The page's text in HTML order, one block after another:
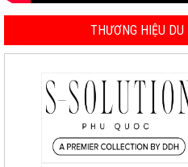
THƯƠNG HIỆU